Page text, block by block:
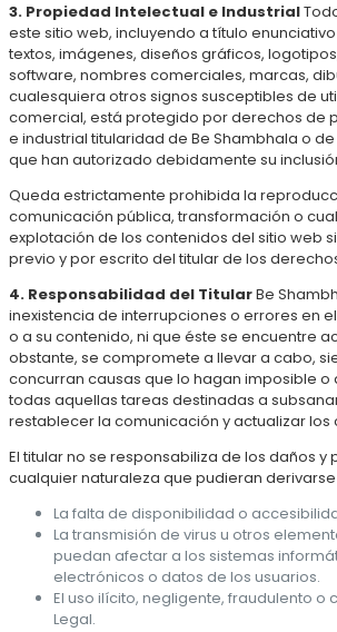
3. Propiedad Intelectual e Industrial
este sitio web, incluyendo a título
textos, imágenes, diseños gráficos,
software, nombres comerciales, marcas,
cualesquiera otros signos susceptibles de
comercial, está protegido por derechos de
e industrial titularidad de Be Shambhala o
que han autorizado debidamente su
Queda estrictamente prohibida la
comunicación pública, transformación o
explotación de los contenidos del sitio web
previo y por escrito del titular de los
4. Responsabilidad del TitularBe
inexistencia de interrupciones o errores en
o a su contenido, ni que éste se encuentre
obstante, se compromete a llevar a cabo,
concurran causas que lo hagan imposible o
todas aquellas tareas destinadas a
restablecer la comunicación y actualizar los
El titular no se responsabiliza de los daños y
cualquier naturaleza que pudieran
La falta de disponibilidad o
La transmisión de virus u otros
puedan afectar a los sistemas
electrónicos o datos de los usuarios.
El uso ilícito, negligente, fraudulento o
Legal.